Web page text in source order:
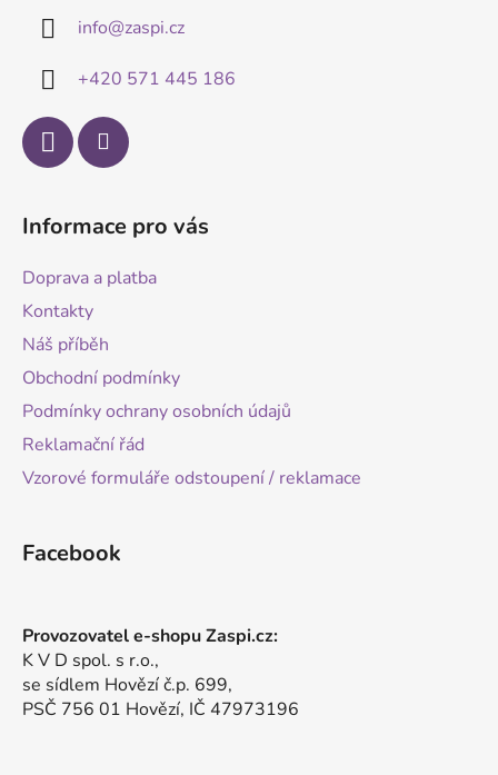
info@zaspi.cz
+420 571 445 186
Informace pro vás
Doprava a platba
Kontakty
Náš příběh
Obchodní podmínky
Podmínky ochrany osobních údajů
Reklamační řád
Vzorové formuláře odstoupení / reklamace
Facebook
Provozovatel e-shopu Zaspi.cz:
K V D spol. s r.o.,
se sídlem Hovězí č.p. 699,
PSČ 756 01 Hovězí, IČ 47973196